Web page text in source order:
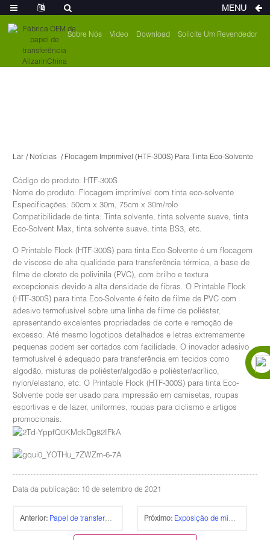
Sobre Nós Vídeo Download Solicite Um Revendedor
Lar Notícias Flocagem Imprimível (HTF-300S) Para Tinta Eco-Solvente
Código do produto: HTF-300S
Nome do produto: Flocagem imprimível com tinta eco-solvente
Especificações: 50cm x 30m, 75cm x 30m/rolo
Compatibilidade de tinta: Tinta solvente, tinta solvente suave, tinta
Eco-Solvent Max, tinta solvente suave, tinta BS3, etc.
O Printable Flock (HTF-300S) para tinta Eco-Solvente é um flocagem
de viscose de alta qualidade para transferência térmica, à base de
filme de cloreto de polivinila (PVC), com brilho e textura
excepcionais devido à alta densidade de fibras. O Printable Flock
(HTF-300S) para tinta Eco-Solvente é feito de filme de PVC com
adesivo termofusível sobre uma linha de filme de poliéster,
apresentando excelentes propriedades de corte e remoção de
excesso. Até mesmo logotipos detalhados e letras extremamente
pequenas podem ser cortados com facilidade. O inovador adesivo
termofusível é adequado para transferência em tecidos como
algodão, misturas de poliéster/algodão e poliéster/acrílico,
nylon/elastano, etc. O Printable Flock (HTF-300S) para tinta Eco-
Solvente pode ser usado para impressão em camisetas, roupas
esportivas e de lazer, uniformes, roupas para ciclismo e artigos
promocionais.
Data da publicação: 10 de setembro de 2021
Anterior: Papel de transferência de cor Laser-Light (TL-150P) Próximo: Exposição de mídia de 2019, Nova Déli
MENU